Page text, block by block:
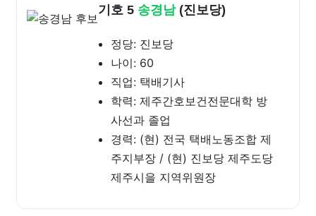
기호 5 송경남(진보당)
정당: 진보당
나이: 60
직업: 택배기사
학력: 제주간호보건전문대학 방
사선과 졸업
경력: (현) 전국 택배노동조합 제
주지부장 / (현) 진보당 제주도당
제주시을 지역위원장